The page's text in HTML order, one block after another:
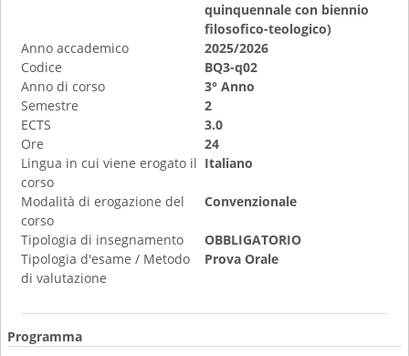
quinquennale con biennio
filosofico-teologico)
Anno accademico
2025/2026
Codice
BQ3-q02
Anno di corso
3° Anno
Semestre
2
ECTS
3.0
Ore
24
Lingua in cui viene erogato il
corso
Italiano
Modalità di erogazione del
corso
Convenzionale
Tipologia di insegnamento
OBBLIGATORIO
Tipologia d'esame / Metodo
di valutazione
Prova Orale
Programma